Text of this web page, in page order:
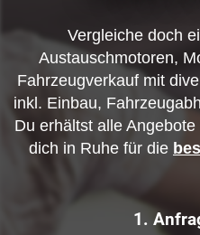
Vergleiche doch
Austauschmotoren,
Fahrzeugverkauf mit
inkl. Einbau,
Du erhältst alle
dich in Ruhe für die
1.